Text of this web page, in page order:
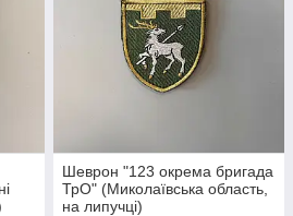
Шеврон "123 окрема бригада
ТрО" (Миколаївська область,
на липучці)